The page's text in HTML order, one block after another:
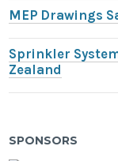
MEP Drawings
Sprinkler
Zealand
SPONSORS